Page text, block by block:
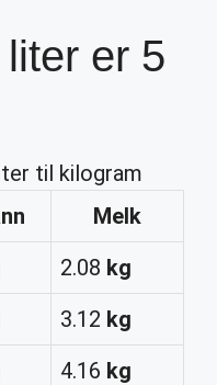
er 5
til kilogram
Melk
2.08 kg
3.12 kg
4.16 kg